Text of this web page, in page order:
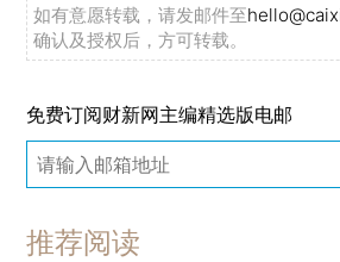
如有意愿转载，请发邮件至
确认及授权后，方可转载。
免费订阅财新网主编精选版电邮
推荐阅读